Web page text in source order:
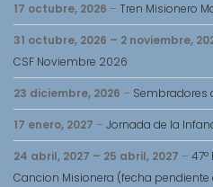
17 octubre, 2026 – Tren Misionero
31 octubre, 2026 – 2 noviembre,
CSF Noviembre 2026
23 diciembre, 2026 – Sembradores
17 enero, 2027 – Jornada de la
24 abril, 2027 – 25 abril, 2027 –
Cancion Misionera (fecha